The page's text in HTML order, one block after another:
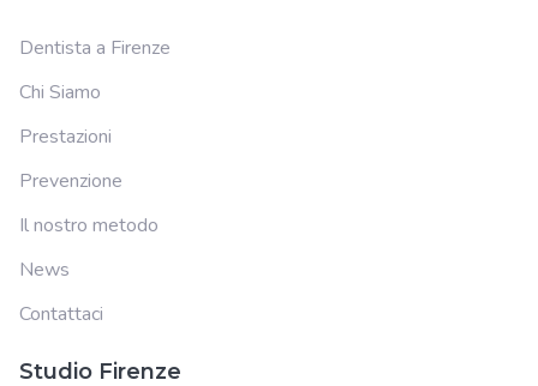
Dentista a Firenze
Chi Siamo
Prestazioni
Prevenzione
Il nostro metodo
News
Contattaci
Studio Firenze